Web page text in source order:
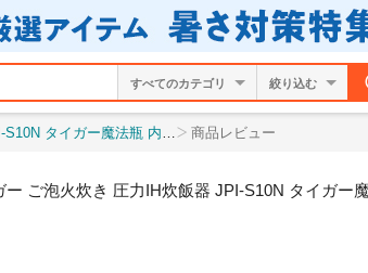
絞り込む
ぶた キャップ食洗器対応 日本製 商品レビュー
炊飯器 5合炊き タイガー ご泡火炊き 圧力IH炊飯